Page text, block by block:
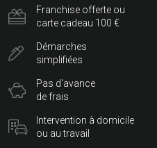
Franchise offerte ou
carte cadeau 100 €
Démarches
simplifiées
Pas d'avance
de frais
Intervention à domicile
ou au travail